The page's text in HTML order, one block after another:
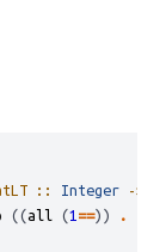
:: Integer ->
((all (1 ==)) .